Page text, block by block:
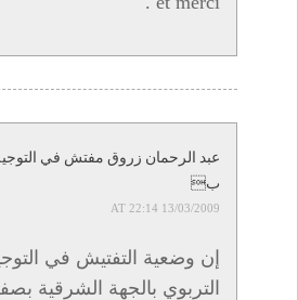
عبد الرحمان زروق مفتش في
ب
13/03/2009 AT 22:14
إن وضعية التفتيش في
التربوي بالجهة الشرقية